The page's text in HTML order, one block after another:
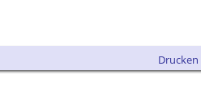
Drucken